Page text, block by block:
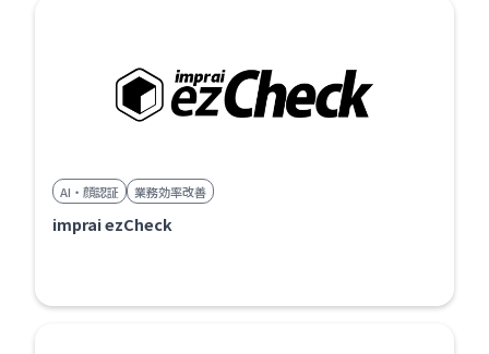
AI・顔認証 業務効率改善
imprai ezCheck